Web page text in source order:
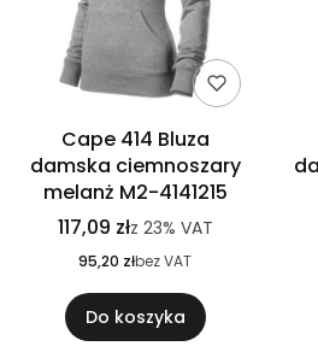
Cape 414 Bluza
damska ciemnoszary
melanż M2-4141215
117,09 złz 23% VAT
95,20 złbez VAT
Do koszyka